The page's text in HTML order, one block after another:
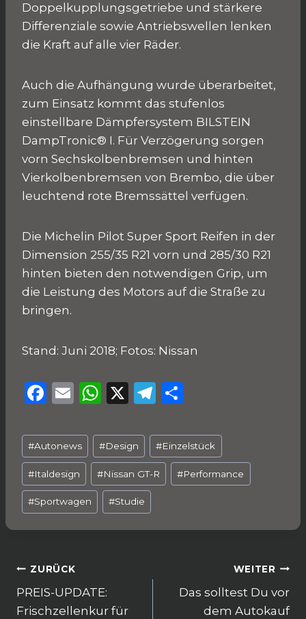
Doppelkupplungsgetriebe und stärkere
Differenziale sowie Antriebswellen lenken
die Kraft auf alle vier Räder.
Auch die Aufhängung wurde überarbeitet,
zum Einsatz kommt das stufenlos
einstellbare Dämpfersystem BILSTEIN
DampTronic® I. Für Verzögerung sorgen
vorn Sechskolbenbremsen und hinten
Vierkolbenbremsen von Brembo, die über
leuchtend rote Bremssättel verfügen.
Die Michelin Pilot Super Sport Reifen in der
Dimension 255/35 R21 vorn und 285/30 R21
hinten bieten den notwendigen Grip, um
die Leistung des Motors auf die Straße zu
bringen.
Stand: Juni 2018; Fotos: Nissan
F
c
e
b
o
o
E
ai
l
W
a
ts
A
p
p
X
T
e
g
ra
le
n
Schlagworte:
#Autonews #Design #Einzelstück
#Italdesign #Nissan GT-R #Performance
#Sportwagen #Studie
Beitragsnavigation
ZURÜCK
PREIS-UPDATE:
Frischzellenkur für
WEITER
Das solltest Du vor
dem Autokauf